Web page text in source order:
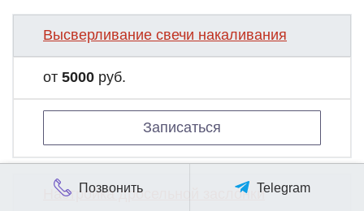
Высверливание свечи накаливания
от 5000 руб.
Записаться
Настройка дросельной заслонки
Позвонить Telegram